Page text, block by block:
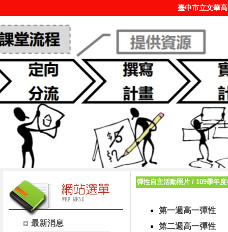
臺中市立文華
最新消息
彈性自主活動照片 / 109學年
第一週高一彈性
第二週高一彈性